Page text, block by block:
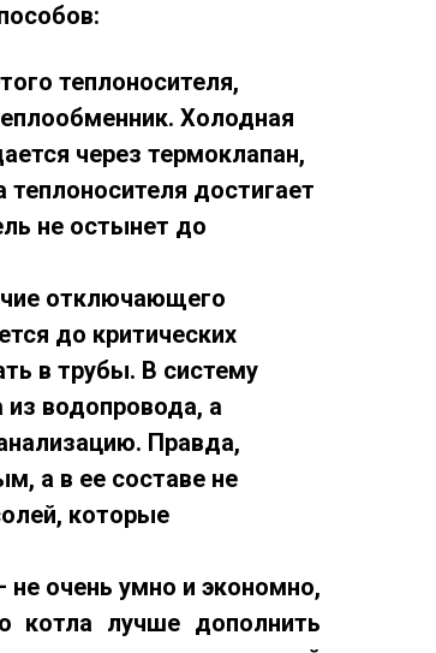
теплоносителя,
Холодная
через термоклапан,
достигает
не остынет до
отключающего
до критических
в трубы. В систему
водопровода, а
Правда,
а в ее составе не
которые
не очень умно и экономно,
котла лучше дополнить